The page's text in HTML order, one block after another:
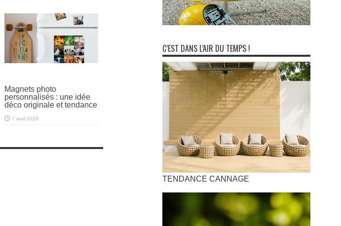
Magnets photo
personnalisés : une idée
déco originale et tendance
7 avril 2026
C’EST DANS L’AIR DU TEMPS !
TENDANCE CANNAGE